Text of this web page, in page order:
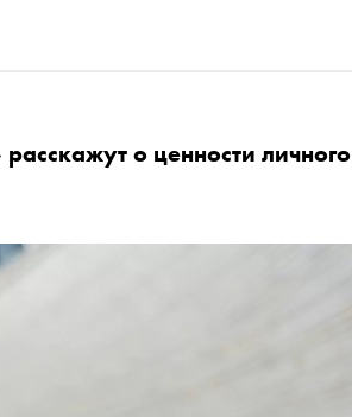
о ценности личного